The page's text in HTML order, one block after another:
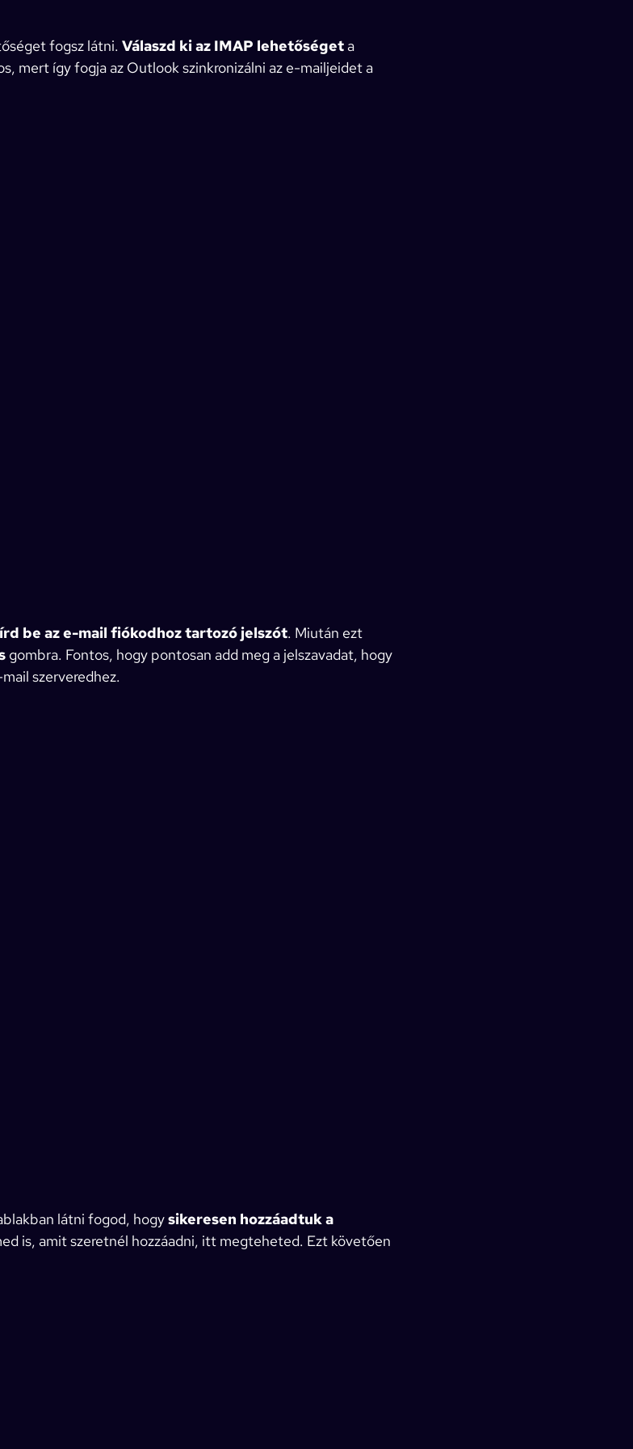
fogsz látni. Válaszd ki az IMAP lehetőségeta
mert így fogja az Outlook szinkronizálni az e-mailjeidet a
írd be az e-mail fiókodhoz tartozó jelszót. Miután ezt
gombra. Fontos, hogy pontosan add meg a jelszavadat, hogy
szerveredhez.
látni fogod, hogysikeresen hozzáadtuk a
is, amit szeretnél hozzáadni, itt megteheted. Ezt követően